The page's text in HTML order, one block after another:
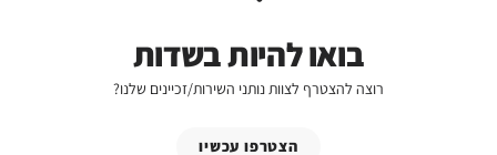
בואו להיות בשדות
רוצה להצטרף לצוות נותני השירות/זכיינים שלנו?
הצטרפו עכשיו